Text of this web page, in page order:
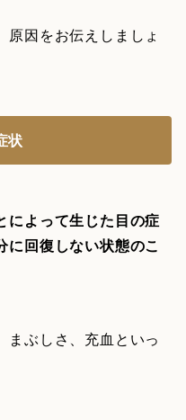
原因をお伝えしましょ
状
によって生じた目の症
に回復しない状態のこ
まぶしさ、充血といっ